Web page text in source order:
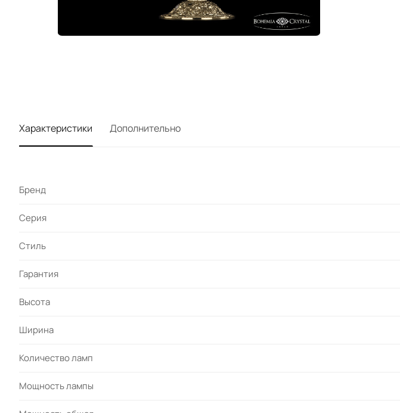
Характеристики Дополнительно
Бренд
Серия
Стиль
Гарантия
Высота
Ширина
Количество ламп
Мощность лампы